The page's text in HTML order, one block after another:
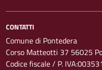
CONTATTI
Comune di Pontedera
Corso Matteotti 37 56025
Codice fiscale / P.